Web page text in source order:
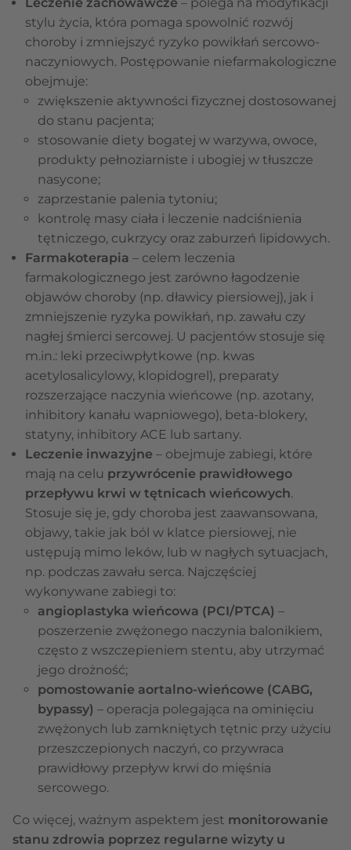
stylu życia, która pomaga spowolnić rozwój
choroby i zmniejszyć ryzyko powikłań sercowo-
naczyniowych. Postępowanie niefarmakologiczne
obejmuje:
zwiększenie aktywności fizycznej dostosowanej
do stanu pacjenta;
stosowanie diety bogatej w warzywa, owoce,
produkty pełnoziarniste i ubogiej w tłuszcze
nasycone;
zaprzestanie palenia tytoniu;
kontrolę masy ciała i leczenie nadciśnienia
tętniczego, cukrzycy oraz zaburzeń lipidowych.
Farmakoterapia – celem leczenia
farmakologicznego jest zarówno łagodzenie
objawów choroby (np. dławicy piersiowej), jak i
zmniejszenie ryzyka powikłań, np. zawału czy
nagłej śmierci sercowej. U pacjentów stosuje się
m.in.: leki przeciwpłytkowe (np. kwas
acetylosalicylowy, klopidogrel), preparaty
rozszerzające naczynia wieńcowe (np. azotany,
inhibitory kanału wapniowego), beta-blokery,
statyny, inhibitory ACE lub sartany.
Leczenie inwazyjne – obejmuje zabiegi, które
mają na celu przywrócenie prawidłowego
przepływu krwi w tętnicach wieńcowych.
Stosuje się je, gdy choroba jest zaawansowana,
objawy, takie jak ból w klatce piersiowej, nie
ustępują mimo leków, lub w nagłych sytuacjach,
np. podczas zawału serca. Najczęściej
wykonywane zabiegi to:
angioplastyka wieńcowa (PCI/PTCA) –
poszerzenie zwężonego naczynia balonikiem,
często z wszczepieniem stentu, aby utrzymać
jego drożność;
pomostowanie aortalno-wieńcowe (CABG,
bypassy) – operacja polegająca na ominięciu
zwężonych lub zamkniętych tętnic przy użyciu
przeszczepionych naczyń, co przywraca
prawidłowy przepływ krwi do mięśnia
sercowego.
Co więcej, ważnym aspektem jest monitorowanie
stanu zdrowia poprzez regularne wizyty u